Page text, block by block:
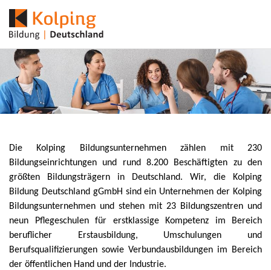
Die Kolping Bildungsunternehmen zählen mit 230
Bildungseinrichtungen und rund 8.200 Beschäftigten zu den
größten Bildungsträgern in Deutschland. Wir, die Kolping
Bildung Deutschland gGmbH sind ein Unternehmen der Kolping
Bildungsunternehmen und stehen mit 23 Bildungszentren und
neun Pflegeschulen für erstklassige Kompetenz im Bereich
beruflicher Erstausbildung, Umschulungen und
Berufsqualifizierungen sowie Verbundausbildungen im Bereich
der öffentlichen Hand und der Industrie.